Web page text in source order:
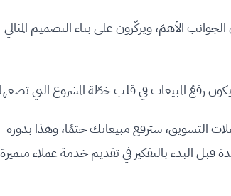
الأهمّ، ويركّزون على بناء التصميم المثالي
رفعُ المبيعات في قلب خطّة المشروع التي
التسويق، سترفع مبيعاتك حتمًا، وهذا بدوره
البدء بالتفكير في تقديم خدمة عملاء